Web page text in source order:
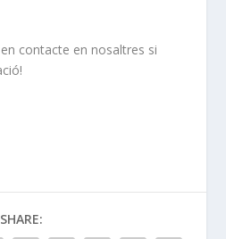
contacte en nosaltres si
SHARE: